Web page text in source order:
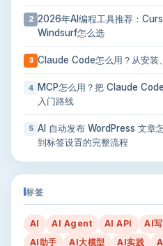
2 2026年AI编程工具推荐：
Windsurf怎么选
3 Claude Code怎么用？从安装
4
MCP怎么用？把 Claude
入门路线
5 AI 自动发布 WordPress 文章
到标签设置的完整流程
标签
AI AI Agent AI API AI
AI助手
AI大模型 AI实践